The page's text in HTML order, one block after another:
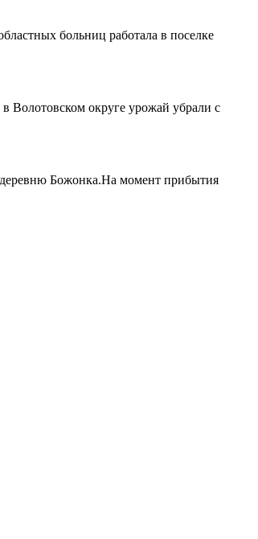
больниц работала в поселке
Волотовском округе урожай убрали с
Божонка.На момент прибытия